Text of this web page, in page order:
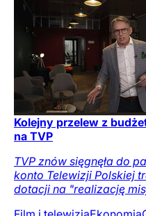
Kolejny przelew z
na TVP
TVP znów sięgnęła do
konto Telewizji Polskiej
dotacji na "realizację